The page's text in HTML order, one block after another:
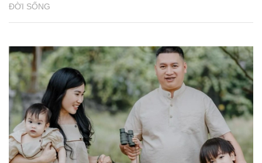
ĐỜI SỐNG